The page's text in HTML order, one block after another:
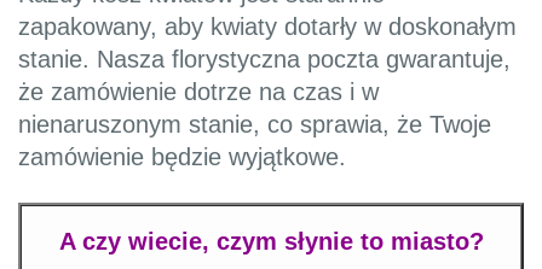
zapakowany, aby kwiaty dotarły w doskonałym
stanie. Nasza florystyczna poczta gwarantuje,
że zamówienie dotrze na czas i w
nienaruszonym stanie, co sprawia, że Twoje
zamówienie będzie wyjątkowe.
A czy wiecie, czym słynie to miasto?